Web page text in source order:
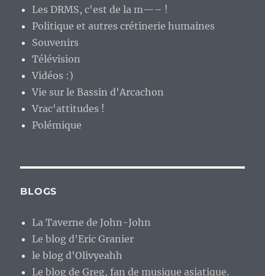
Les DRMS, c'est de la m—– !
Politique et autres crétinerie humaines
Souvenirs
Télévision
Vidéos :)
Vie sur le Bassin d'Arcachon
Vrac'attitudes !
Polémique
BLOGS
La Taverne de John-John
Le blog d'Eric Granier
le blog d'Olivyeahh
Le blog de Greg, fan de musique asiatique.